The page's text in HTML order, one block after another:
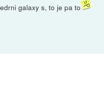
galaxy s, to je pa to